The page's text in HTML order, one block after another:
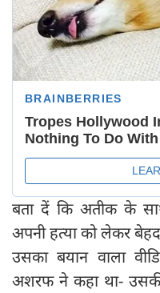
बता दें कि अतीक के
अपनी हत्या को लेकर
उसका बयान वाला
अशरफ ने कहा था-